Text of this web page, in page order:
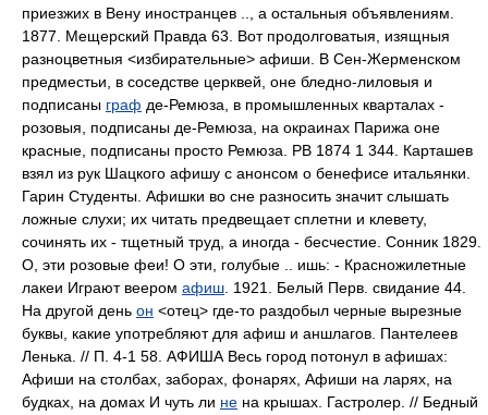
приезжих в Вену иностранцев .., а остальныя объявлениям.
1877. Мещерский Правда 63. Вот продолговатыя, изящныя
разноцветныя <избирательные> афиши. В Сен-Жерменском
предместьи, в соседстве церквей, оне бледно-лиловыя и
подписаны граф де-Ремюза, в промышленных кварталах -
розовыя, подписаны де-Ремюза, на окраинах Парижа оне
красные, подписаны просто Ремюза. РВ 1874 1 344. Карташев
взял из рук Шацкого афишу с анонсом о бенефисе итальянки.
Гарин Студенты. Афишки во сне разносить значит слышать
ложные слухи; их читать предвещает сплетни и клевету,
сочинять их - тщетный труд, а иногда - бесчестие. Сонник 1829.
О, эти розовые феи! О эти, голубые .. ишь: - Красножилетные
лакеи Играют веером афиш . 1921. Белый Перв. свидание 44.
На другой день он <отец> где-то раздобыл черные вырезные
буквы, какие употребляют для афиш и аншлагов. Пантелеев
Ленька. // П. 4-1 58. АФИША Весь город потонул в афишах:
Афиши на столбах, заборах, фонарях, Афиши на ларях, на
будках, на домах И чуть ли не на крышах. Гастролер. // Бедный